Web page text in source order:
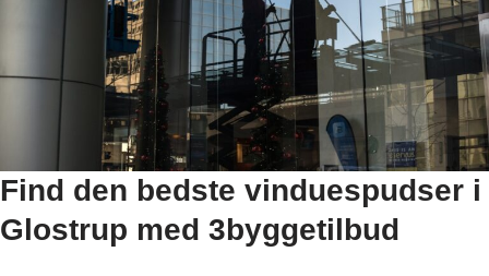
Find den bedste vinduespudser i
Glostrup med 3byggetilbud